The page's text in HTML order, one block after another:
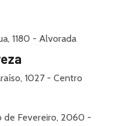
1180 - Alvorada
1027 - Centro
de Fevereiro, 2060 -